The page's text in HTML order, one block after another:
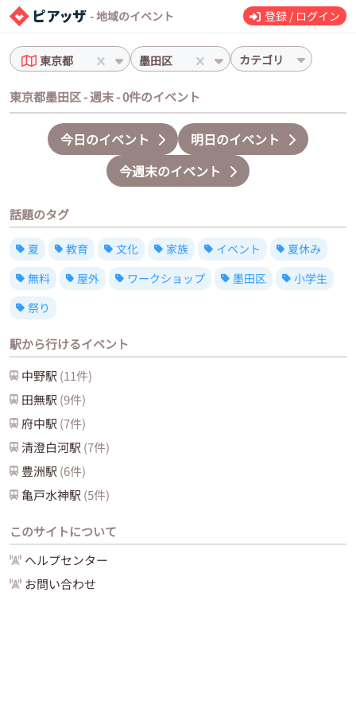
- 地域のイベント 登録 / ログイン
東京都 墨田区 カテゴリ
東京都墨田区 - 週末 - 0件のイベント
今日のイベント
明日のイベント
今週末のイベント
話題のタグ
夏 教育 文化 家族 イベント
夏休み
無料
屋外 ワークショップ 墨田区
小学生
祭り
駅から行けるイベント
中野駅 (11件)
田無駅 (9件)
府中駅 (7件)
清澄白河駅 (7件)
豊洲駅 (6件)
亀戸水神駅 (5件)
このサイトについて
ヘルプセンター
お問い合わせ